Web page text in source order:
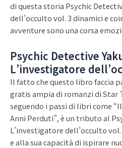
di questa storia Psychic
dell’occulto vol. 3 dinamici e
avventure sono una corsa
Psychic Detective
L’investigatore
Il fatto che questo libro faccia
gratis ampia di romanzi di Star
seguendo i passi di libri come
Anni Perduti”, è un tributo al
L’investigatore dell’occulto
e alla sua capacità di ispirare